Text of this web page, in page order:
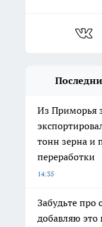
Из Приморья
тонн зерна и
переработки
14:35
Забудьте про
добавляю это